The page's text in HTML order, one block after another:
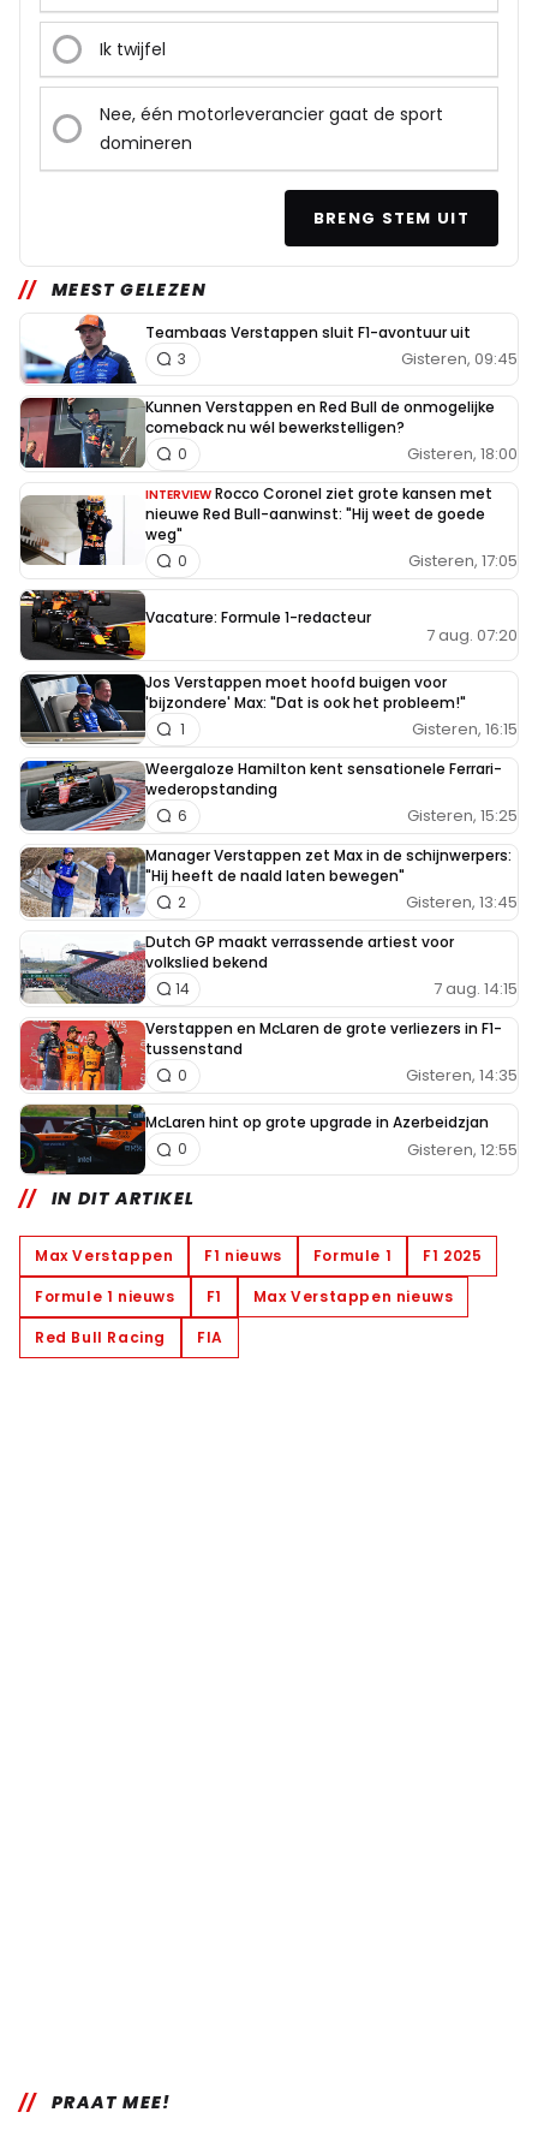
Ik twijfel
Nee, één motorleverancier gaat de sport
domineren
BRENG STEM UIT
MEEST GELEZEN
Teambaas Verstappen sluit F1-avontuur uit
Gisteren, 09:45
3
Kunnen Verstappen en Red Bull de onmogelijke
comeback nu wél bewerkstelligen?
Gisteren, 18:00
0
INTERVIEW Rocco Coronel ziet grote kansen met
nieuwe Red Bull-aanwinst: "Hij weet de goede
weg"
Gisteren, 17:05
0
Vacature: Formule 1-redacteur
7 aug. 07:20
Jos Verstappen moet hoofd buigen voor
'bijzondere' Max: "Dat is ook het probleem!"
Gisteren, 16:15
1
Weergaloze Hamilton kent sensationele Ferrari-
wederopstanding
Gisteren, 15:25
6
Manager Verstappen zet Max in de schijnwerpers:
"Hij heeft de naald laten bewegen"
Gisteren, 13:45
2
Dutch GP maakt verrassende artiest voor
volkslied bekend
7 aug. 14:15
14
Verstappen en McLaren de grote verliezers in F1-
tussenstand
Gisteren, 14:35
0
McLaren hint op grote upgrade in Azerbeidzjan
Gisteren, 12:55
0
IN DIT ARTIKEL
Max Verstappen F1 nieuws Formule 1
F1 2025
Formule 1 nieuws
F1
Max Verstappen nieuws
Red Bull Racing
FIA
PRAAT MEE!